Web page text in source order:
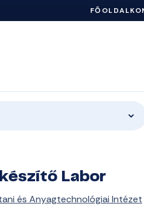
FŐOLDAL
Labor
és Anyagtechnológiai Intézet